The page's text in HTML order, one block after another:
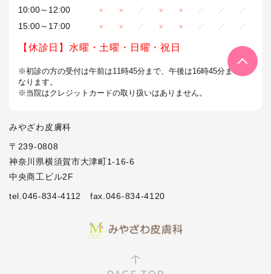
10:00～12:00 ● ● ／ ● ● ／ ／
／
15:00～17:00
● ● ／ ● ● ／ ／ ／
【休診日】水曜・土曜・日曜・祝日
※初診の方の受付は午前は11時45分まで、午後は16時45分までと
なります。
※当院はクレジットカードの取り扱いはありません。
みやざわ皮膚科
〒239-0808
神奈川県横須賀市大津町1-16-6
中央商工ビル2F
tel.046-834-4112
fax.046-834-4120